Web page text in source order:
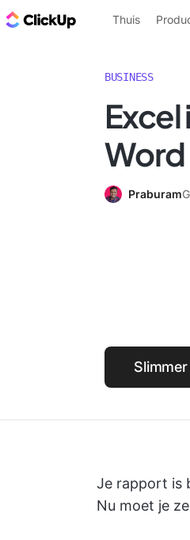
ClickUp Blog
Thuis
BUSINESS
Word
Praburam
Je rapport is
Nu moet je